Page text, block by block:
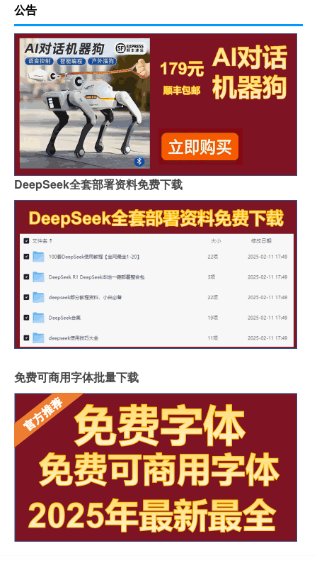
公告
DeepSeek全套部署资料免费下载
免费可商用字体批量下载